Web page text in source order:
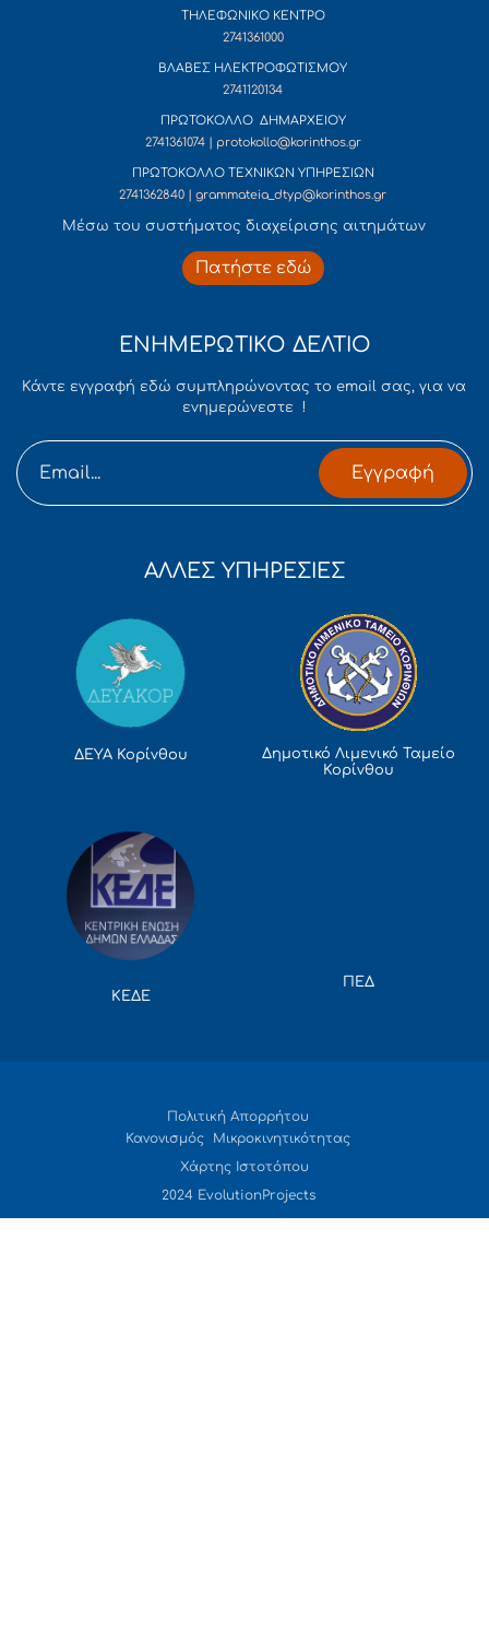
ΤΗΛΕΦΩΝΙΚΟ ΚΕΝΤΡΟ
2741361000
ΒΛΑΒΕΣ ΗΛΕΚΤΡΟΦΩΤΙΣΜΟΥ
2741120134
ΠΡΩΤΟΚΟΛΛΟ ΔΗΜΑΡΧΕΙΟΥ
2741361074 | protokollo@korinthos.gr
ΠΡΩΤΟΚΟΛΛΟ ΤΕΧΝΙΚΩΝ ΥΠΗΡΕΣΙΩΝ
2741362840 | grammateia_dtyp@korinthos.gr
Mέσω του συστήματος διαχείρισης αιτημάτων
Πατήστε εδώ
ΕΝΗΜΕΡΩΤΙΚΟ ΔΕΛΤΙΟ
Κάντε εγγραφή εδώ συμπληρώνοντας το email σας, για να
ενημερώνεστε !
Εγγραφή
ΑΛΛΕΣ ΥΠΗΡΕΣΙΕΣ
ΔΕΥΑ Κορίνθου
Δημοτικό Λιμενικό Ταμείο
Κορίνθου
ΚΕΔΕ
ΠΕΔ
Πολιτική Απορρήτου
Κανονισμός Μικροκινητικότητας
Χάρτης Ιστοτόπου
2024 EvolutionProjects